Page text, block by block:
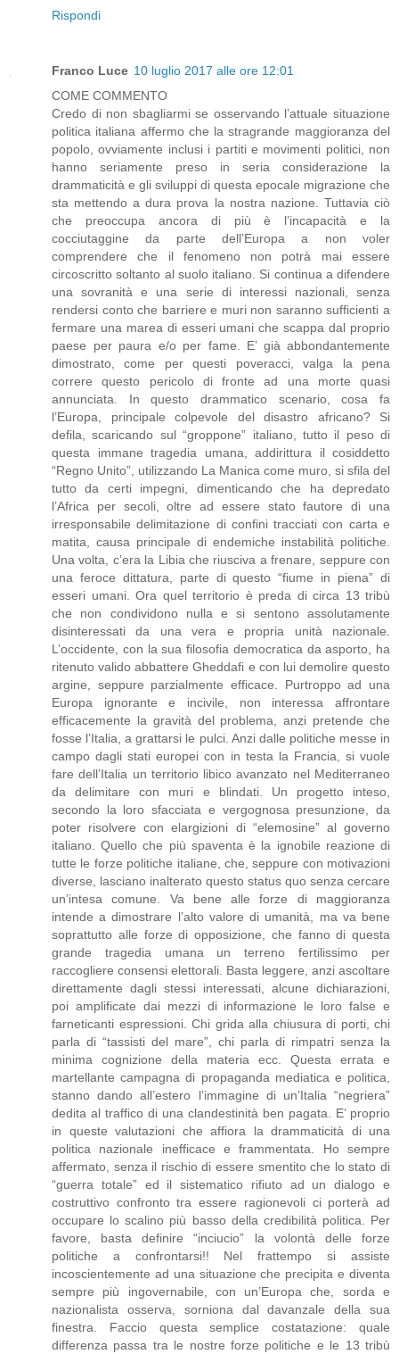
Rispondi
Franco Luce 10 luglio 2017 alle ore 12:01
COME COMMENTO
Credo di non sbagliarmi se osservando l’attuale situazione
politica italiana affermo che la stragrande maggioranza del
popolo, ovviamente inclusi i partiti e movimenti politici, non
hanno seriamente preso in seria considerazione la
drammaticità e gli sviluppi di questa epocale migrazione che
sta mettendo a dura prova la nostra nazione. Tuttavia ciò
che preoccupa ancora di più è l’incapacità e la
cocciutaggine da parte dell’Europa a non voler
comprendere che il fenomeno non potrà mai essere
circoscritto soltanto al suolo italiano. Si continua a difendere
una sovranità e una serie di interessi nazionali, senza
rendersi conto che barriere e muri non saranno sufficienti a
fermare una marea di esseri umani che scappa dal proprio
paese per paura e/o per fame. E’ già abbondantemente
dimostrato, come per questi poveracci, valga la pena
correre questo pericolo di fronte ad una morte quasi
annunciata. In questo drammatico scenario, cosa fa
l’Europa, principale colpevole del disastro africano? Si
defila, scaricando sul “groppone” italiano, tutto il peso di
questa immane tragedia umana, addirittura il cosiddetto
“Regno Unito”, utilizzando La Manica come muro, si sfila del
tutto da certi impegni, dimenticando che ha depredato
l’Africa per secoli, oltre ad essere stato fautore di una
irresponsabile delimitazione di confini tracciati con carta e
matita, causa principale di endemiche instabilità politiche.
Una volta, c’era la Libia che riusciva a frenare, seppure con
una feroce dittatura, parte di questo “fiume in piena” di
esseri umani. Ora quel territorio è preda di circa 13 tribù
che non condividono nulla e si sentono assolutamente
disinteressati da una vera e propria unità nazionale.
L’occidente, con la sua filosofia democratica da asporto, ha
ritenuto valido abbattere Gheddafi e con lui demolire questo
argine, seppure parzialmente efficace. Purtroppo ad una
Europa ignorante e incivile, non interessa affrontare
efficacemente la gravità del problema, anzi pretende che
fosse l’Italia, a grattarsi le pulci. Anzi dalle politiche messe in
campo dagli stati europei con in testa la Francia, si vuole
fare dell’Italia un territorio libico avanzato nel Mediterraneo
da delimitare con muri e blindati. Un progetto inteso,
secondo la loro sfacciata e vergognosa presunzione, da
poter risolvere con elargizioni di “elemosine” al governo
italiano. Quello che più spaventa è la ignobile reazione di
tutte le forze politiche italiane, che, seppure con motivazioni
diverse, lasciano inalterato questo status quo senza cercare
un’intesa comune. Va bene alle forze di maggioranza
intende a dimostrare l’alto valore di umanità, ma va bene
soprattutto alle forze di opposizione, che fanno di questa
grande tragedia umana un terreno fertilissimo per
raccogliere consensi elettorali. Basta leggere, anzi ascoltare
direttamente dagli stessi interessati, alcune dichiarazioni,
poi amplificate dai mezzi di informazione le loro false e
farneticanti espressioni. Chi grida alla chiusura di porti, chi
parla di “tassisti del mare”, chi parla di rimpatri senza la
minima cognizione della materia ecc. Questa errata e
martellante campagna di propaganda mediatica e politica,
stanno dando all’estero l’immagine di un’Italia “negriera”
dedita al traffico di una clandestinità ben pagata. E’ proprio
in queste valutazioni che affiora la drammaticità di una
politica nazionale inefficace e frammentata. Ho sempre
affermato, senza il rischio di essere smentito che lo stato di
“guerra totale” ed il sistematico rifiuto ad un dialogo e
costruttivo confronto tra essere ragionevoli ci porterà ad
occupare lo scalino più basso della credibilità politica. Per
favore, basta definire “inciucio” la volontà delle forze
politiche a confrontarsi!! Nel frattempo si assiste
incoscientemente ad una situazione che precipita e diventa
sempre più ingovernabile, con un’Europa che, sorda e
nazionalista osserva, sorniona dal davanzale della sua
finestra. Faccio questa semplice costatazione: quale
differenza passa tra le nostre forze politiche e le 13 tribù